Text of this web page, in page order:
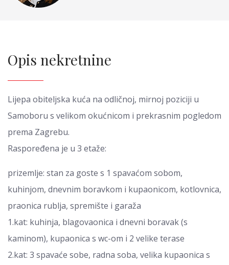
Opis nekretnine
Lijepa obiteljska kuća na odličnoj, mirnoj poziciji u
Samoboru s velikom okućnicom i prekrasnim pogledom
prema Zagrebu.
Raspoređena je u 3 etaže:
prizemlje: stan za goste s 1 spavaćom sobom,
kuhinjom, dnevnim boravkom i kupaonicom, kotlovnica,
praonica rublja, spremište i garaža
1.kat: kuhinja, blagovaonica i dnevni boravak (s
kaminom), kupaonica s wc-om i 2 velike terase
2.kat: 3 spavaće sobe, radna soba, velika kupaonica s